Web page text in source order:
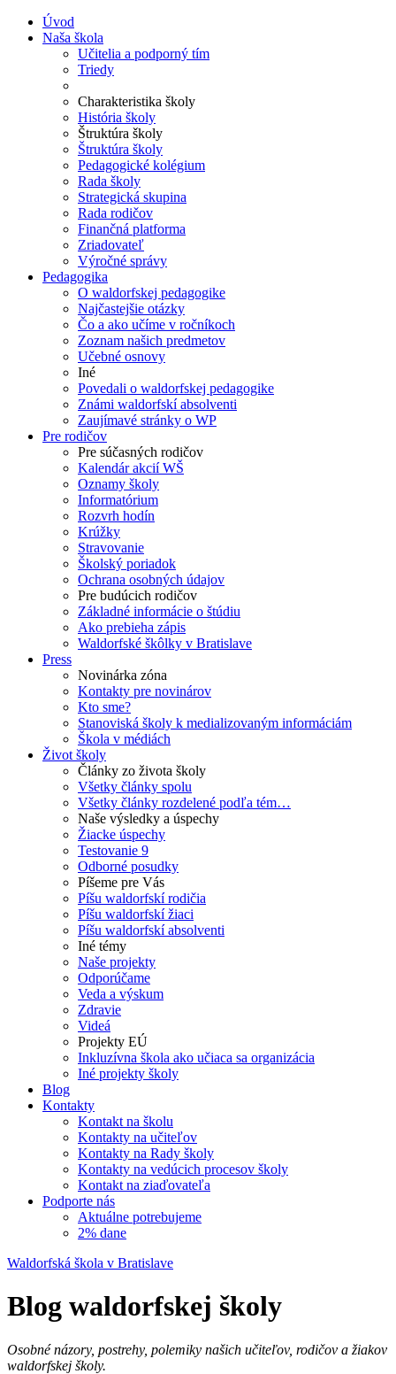
Úvod
Naša škola
Učitelia a podporný tím
Triedy
Charakteristika školy
História školy
Štruktúra školy
Štruktúra školy
Pedagogické kolégium
Rada školy
Strategická skupina
Rada rodičov
Finančná platforma
Zriadovateľ
Výročné správy
Pedagogika
O waldorfskej pedagogike
Najčastejšie otázky
Čo a ako učíme v ročníkoch
Zoznam našich predmetov
Učebné osnovy
Iné
Povedali o waldorfskej pedagogike
Známi waldorfskí absolventi
Zaujímavé stránky o WP
Pre rodičov
Pre súčasných rodičov
Kalendár akcií WŠ
Oznamy školy
Informatórium
Rozvrh hodín
Krúžky
Stravovanie
Školský poriadok
Ochrana osobných údajov
Pre budúcich rodičov
Základné informácie o štúdiu
Ako prebieha zápis
Waldorfské škôlky v Bratislave
Press
Novinárka zóna
Kontakty pre novinárov
Kto sme?
Stanoviská školy k medializovaným informáciám
Škola v médiách
Život školy
Články zo života školy
Všetky články spolu
Všetky články rozdelené podľa tém…
Naše výsledky a úspechy
Žiacke úspechy
Testovanie 9
Odborné posudky
Píšeme pre Vás
Píšu waldorfskí rodičia
Píšu waldorfskí žiaci
Píšu waldorfskí absolventi
Iné témy
Naše projekty
Odporúčame
Veda a výskum
Zdravie
Videá
Projekty EÚ
Inkluzívna škola ako učiaca sa organizácia
Iné projekty školy
Blog
Kontakty
Kontakt na školu
Kontakty na učiteľov
Kontakty na Rady školy
Kontakty na vedúcich procesov školy
Kontakt na ziaďovateľa
Podporte nás
Aktuálne potrebujeme
2% dane
Waldorfská škola v Bratislave
Blog waldorfskej školy
Osobné názory, postrehy, polemiky našich učiteľov, rodičov a žiakov
waldorfskej školy.